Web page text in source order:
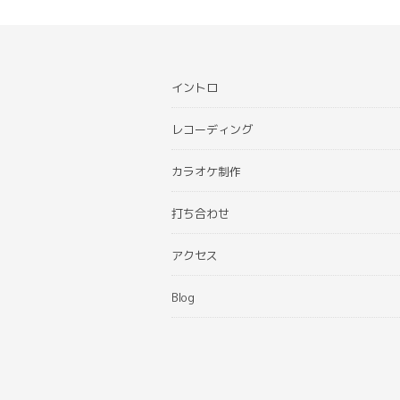
イントロ
レコーディング
カラオケ制作
打ち合わせ
アクセス
Blog